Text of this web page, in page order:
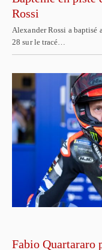
Rossi
Alexander Rossi a baptisé
28 sur le tracé…
Fabio Quartararo